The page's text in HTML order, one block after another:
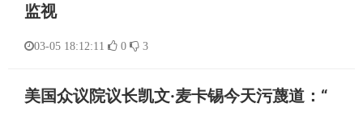
监视
03-05 18:12:11 0 3
美国众议院议长凯文·麦卡锡今天污蔑道：“